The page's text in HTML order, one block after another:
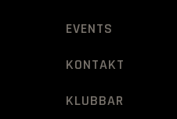
EVENTS
KONTAKT
KLUBBAR